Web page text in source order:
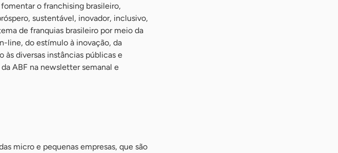
o franchising brasileiro,
sustentável, inovador, inclusivo,
de franquias brasileiro por meio da
line, do estímulo à inovação, da
às diversas instâncias públicas e
ABF na newsletter semanal e
micro e pequenas empresas, que são